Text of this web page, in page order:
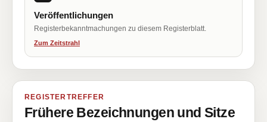
Veröffentlichungen
Registerbekanntmachungen zu diesem Registerblatt.
Zum Zeitstrahl
REGISTERTREFFER
Frühere Bezeichnungen und Sitze